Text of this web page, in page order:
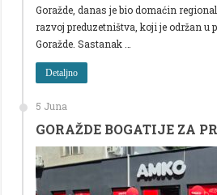
Goražde, danas je bio domaćin
razvoj preduzetništva, koji je održan u
Goražde. Sastanak …
Detaljno
5 Juna
GORAŽDE BOGATIJE ZA